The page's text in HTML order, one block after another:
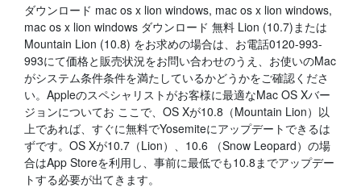
ダウンロード mac os x lion windows, mac os x lion windows,
mac os x lion windows ダウンロード 無料 Lion (10.7)または
Mountain Lion (10.8) をお求めの場合は、お電話0120-993-
993にて価格と販売状況をお問い合わせのうえ、お使いのMac
がシステム条件条件を満たしているかどうかをご確認くださ
い。Appleのスペシャリストがお客様に最適なMac OS Xバー
ジョンについてお ここで、OS Xが10.8（Mountain Lion）以
上であれば、すぐに無料でYosemiteにアップデートできるは
ずです。OS Xが10.7（Lion）、10.6 （Snow Leopard）の場
合はApp Storeを利用し、事前に最低でも10.8までアップデー
トする必要が出てきます。